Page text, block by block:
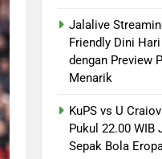
Jalalive
Friendly Dini
dengan Preview
Menarik
KuPS vs U
Pukul 22.00 WIB
Sepak Bola